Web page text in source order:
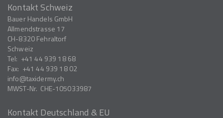
Kontakt Schweiz
Bauer Handels GmbH
Allmendstrasse 17
CH-8320Fehraltorf
Schweiz
Tel: +41 44 939 18 68
Fax: +41 44 939 18 02
info
taxidermy.ch
MWST-Nr. CHE-105033987
Kontakt Deutschland & EU